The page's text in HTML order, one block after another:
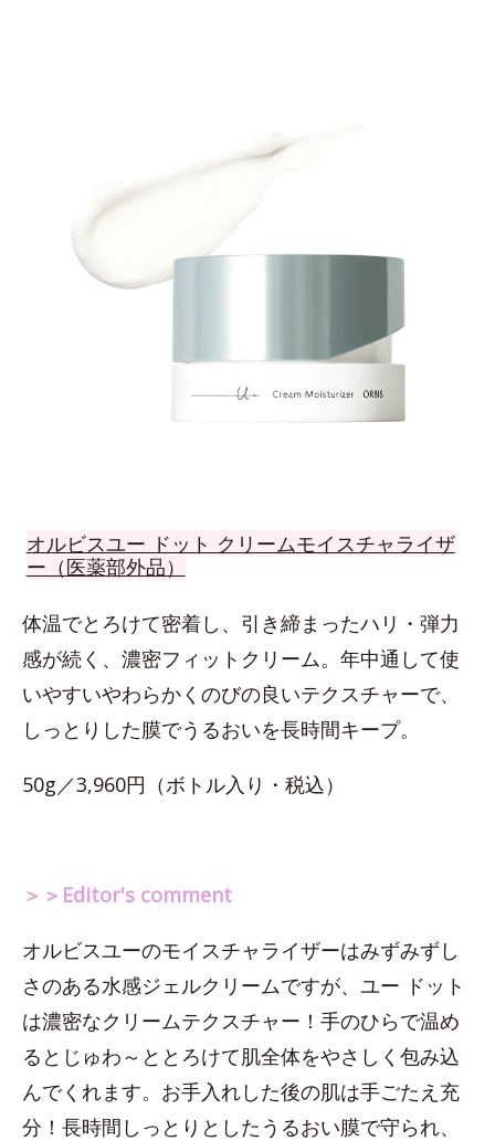
オルビスユー ドット クリームモイスチャライザ
ー（医薬部外品）
体温でとろけて密着し、引き締まったハリ・弾力
感が続く、濃密フィットクリーム。年中通して使
いやすいやわらかくのびの良いテクスチャーで、
しっとりした膜でうるおいを長時間キープ。
50g／3,960円（ボトル入り・税込）
＞＞Editor's comment
オルビスユーのモイスチャライザーはみずみずし
さのある水感ジェルクリームですが、ユー ドット
は濃密なクリームテクスチャー！手のひらで温め
るとじゅわ～ととろけて肌全体をやさしく包み込
んでくれます。お手入れした後の肌は手ごたえ充
分！長時間しっとりとしたうるおい膜で守られ、